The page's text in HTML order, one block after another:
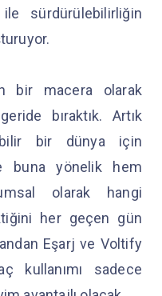
sürdürülebilirliğin
bir macera olarak
bıraktık. Artık
bir dünya için
buna yönelik hem
olarak hangi
her geçen gün
Eşarj ve Voltify
kullanımı sadece